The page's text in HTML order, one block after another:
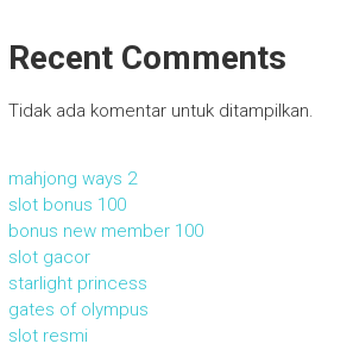
Recent Comments
Tidak ada komentar untuk ditampilkan.
mahjong ways 2
slot bonus 100
bonus new member 100
slot gacor
starlight princess
gates of olympus
slot resmi